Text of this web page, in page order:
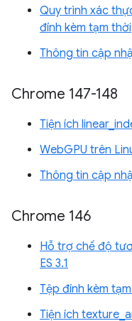
Quy trình xác
đính kèm tạm thời
Thông tin cập
Chrome 147-148
Tiện ích
WebGPU trên
Thông tin cập
Chrome 146
Hỗ trợ chế độ
ES 3.1
Tệp đính kèm
Tiện ích